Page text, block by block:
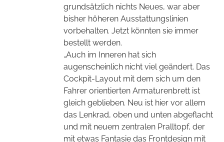
grundsätzlich nichts Neues, war aber
bisher höheren Ausstattungslinien
vorbehalten. Jetzt könnten sie immer
bestellt werden.
„Auch im Inneren hat sich
augenscheinlich nicht viel geändert. Das
Cockpit-Layout mit dem sich um den
Fahrer orientierten Armaturenbrett ist
gleich geblieben. Neu ist hier vor allem
das Lenkrad, oben und unten abgeflacht
und mit neuem zentralen Pralltopf, der
mit etwas Fantasie das Frontdesign mit